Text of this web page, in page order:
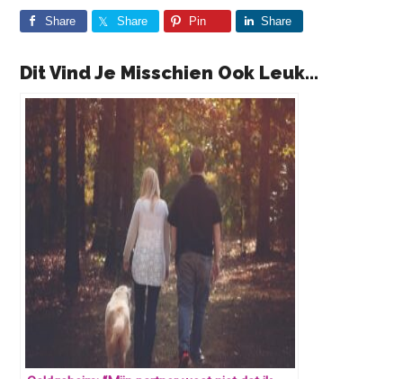
Share Share Pin Share
Dit Vind Je Misschien Ook Leuk...